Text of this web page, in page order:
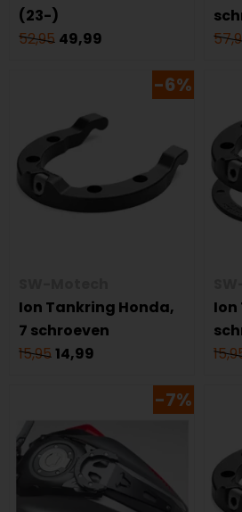
(23-)
52,95 49,99
-6%
Ion Tankring Honda,
7 schroeven
15,9514,99
Ion
-7%